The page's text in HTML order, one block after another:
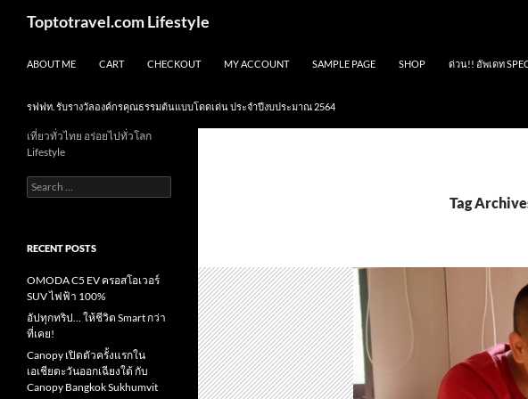
Toptotravel.com Lifestyle
ABOUT ME CART CHECKOUT MY ACCOUNT SAMPLE PAGE SHOP ด่วน!! อัพเดท
รฟฟท. รับรางวัลองค์กรคุณธรรมต้นแบบโดดเด่น ประจำปีงบประมาณ 2564
Tag
เที่ยวทั่วไทย อร่อยไปทั่วโลก
Lifestyle
Search
for:
RECENT POSTS
OMODA C5 EV ครอสโอเวอร์
SUV ไฟฟ้า 100%
อัปทุกทริป… ให้ชีวิต Smart กว่า
ที่เคย!
Canopy เปิดตัวครั้งแรกใน
เอเชียตะวันออกเฉียงใต้ กับ
Canopy Bangkok Sukhumvit